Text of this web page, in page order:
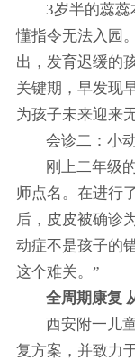
3岁半的蕊
懂指令无法入园
出，发育迟缓的
关键期，早发现
为孩子未来迎来
会诊二：小
刚上二年级
师点名。在进行
后，皮皮被确诊
动症不是孩子的
这个难关。”
全周期康复
西安附一儿
复方案，并致力